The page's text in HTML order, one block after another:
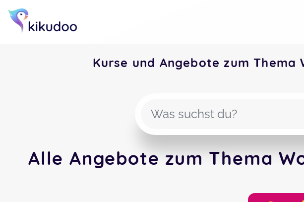
Kurse und Angebote zum
Alle Angebote zum Thema